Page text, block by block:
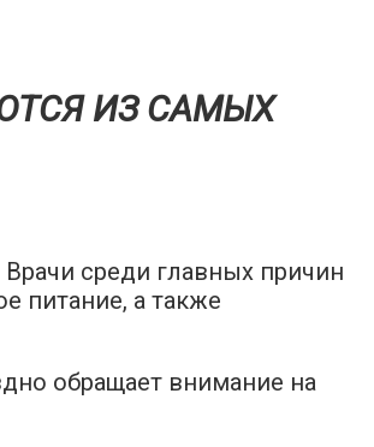
ИЗ СAМЫХ
среди главных причин
питание, а также
обращает внимание на